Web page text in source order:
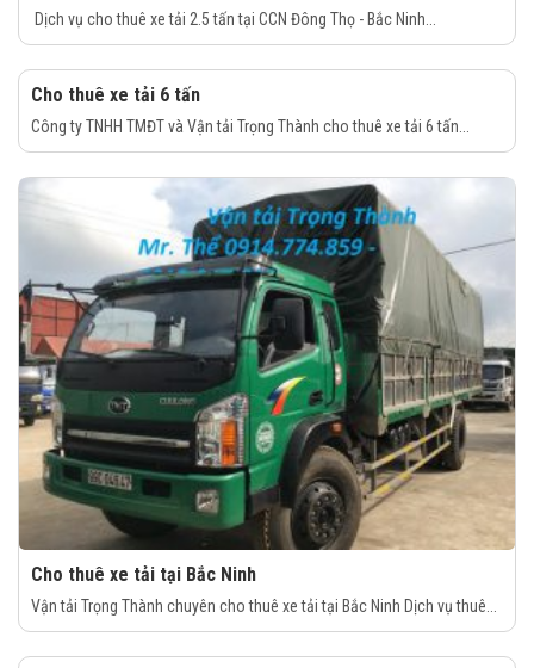
Dịch vụ cho thuê xe tải 2.5 tấn tại CCN Đông Thọ - Bắc Ninh...
Cho thuê xe tải 6 tấn
Công ty TNHH TMĐT và Vận tải Trọng Thành cho thuê xe tải 6 tấn...
Cho thuê xe tải tại Bắc Ninh
Vận tải Trọng Thành chuyên cho thuê xe tải tại Bắc Ninh Dịch vụ thuê...